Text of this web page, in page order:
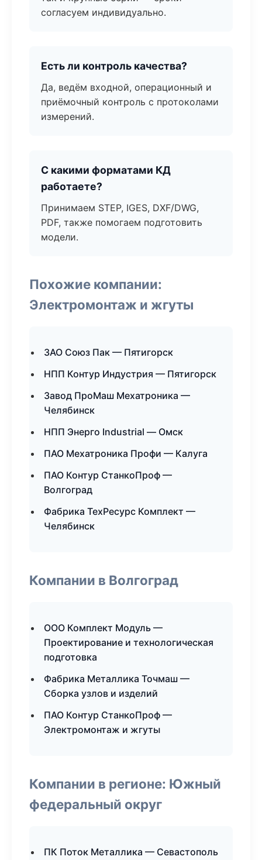
согласуем индивидуально.
Есть ли контроль качества?
Да, ведём входной, операционный и
приёмочный контроль с протоколами
измерений.
С какими форматами КД
работаете?
Принимаем STEP, IGES, DXF/DWG,
PDF, также помогаем подготовить
модели.
Похожие компании:
Электромонтаж и жгуты
ЗАО Союз Пак — Пятигорск
НПП Контур Индустрия — Пятигорск
Завод ПроМаш Мехатроника —
Челябинск
НПП Энерго Industrial — Омск
ПАО Мехатроника Профи — Калуга
ПАО Контур СтанкоПроф —
Волгоград
Фабрика ТехРесурс Комплект —
Челябинск
Компании в Волгоград
ООО Комплект Модуль —
Проектирование и технологическая
подготовка
Фабрика Металлика Точмаш —
Сборка узлов и изделий
ПАО Контур СтанкоПроф —
Электромонтаж и жгуты
Компании в регионе: Южный
федеральный округ
ПК Поток Металлика — Севастополь